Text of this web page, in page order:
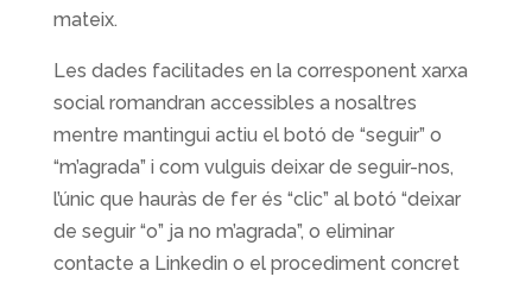
mateix.
Les dades facilitades en la corresponent xarxa
social romandran accessibles a nosaltres
mentre mantingui actiu el botó de “seguir” o
“m’agrada” i com vulguis deixar de seguir-nos,
l’únic que hauràs de fer és “clic” al botó “deixar
de seguir “o” ja no m’agrada”, o eliminar
contacte a Linkedin o el procediment concret